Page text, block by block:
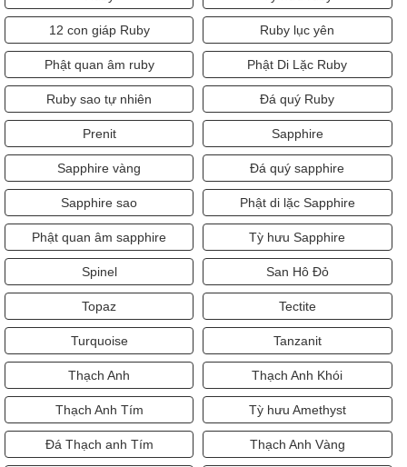
12 con giáp Ruby Ruby lục yên
Phật quan âm ruby Phật Di Lặc Ruby
Ruby sao tự nhiên Đá quý Ruby
Prenit Sapphire
Sapphire vàng Đá quý sapphire
Sapphire sao Phật di lặc Sapphire
Phật quan âm sapphire Tỳ hưu Sapphire
Spinel San Hô Đỏ
Topaz Tectite
Turquoise Tanzanit
Thạch Anh Thạch Anh Khói
Thạch Anh Tím Tỳ hưu Amethyst
Đá Thạch anh Tím Thạch Anh Vàng